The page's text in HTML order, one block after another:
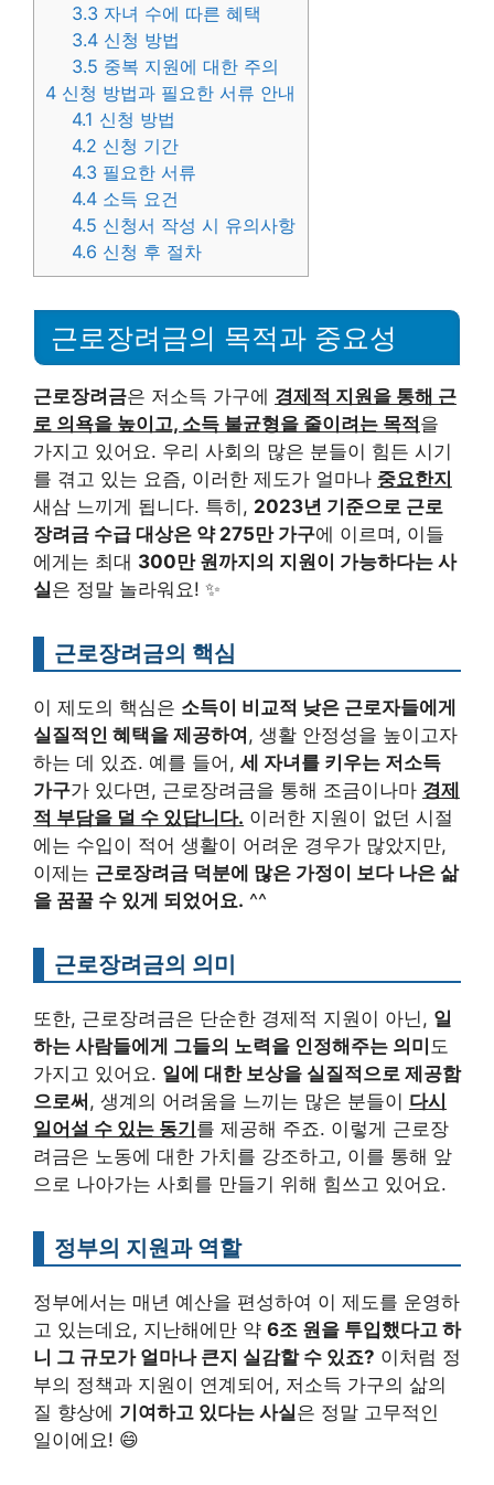
3.3 자녀 수에 따른 혜택
3.4 신청 방법
3.5 중복 지원에 대한 주의
4 신청 방법과 필요한 서류 안내
4.1 신청 방법
4.2 신청 기간
4.3 필요한 서류
4.4 소득 요건
4.5 신청서 작성 시 유의사항
4.6 신청 후 절차
근로장려금의 목적과 중요성
근로장려금은 저소득 가구에 경제적 지원을 통해 근
로 의욕을 높이고, 소득 불균형을 줄이려는 목적을
가지고 있어요. 우리 사회의 많은 분들이 힘든 시기
를 겪고 있는 요즘, 이러한 제도가 얼마나 중요한지
새삼 느끼게 됩니다. 특히, 2023년 기준으로 근로
장려금 수급 대상은 약 275만 가구에 이르며, 이들
에게는 최대 300만 원까지의 지원이 가능하다는 사
실은 정말 놀라워요! ✨
근로장려금의 핵심
이 제도의 핵심은 소득이 비교적 낮은 근로자들에게
실질적인 혜택을 제공하여, 생활 안정성을 높이고자
하는 데 있죠. 예를 들어, 세 자녀를 키우는 저소득
가구가 있다면, 근로장려금을 통해 조금이나마 경제
적 부담을 덜 수 있답니다. 이러한 지원이 없던 시절
에는 수입이 적어 생활이 어려운 경우가 많았지만,
이제는 근로장려금 덕분에 많은 가정이 보다 나은 삶
을 꿈꿀 수 있게 되었어요. ^^
근로장려금의 의미
또한, 근로장려금은 단순한 경제적 지원이 아닌, 일
하는 사람들에게 그들의 노력을 인정해주는 의미 도
가지고 있어요. 일에 대한 보상을 실질적으로 제공함
으로써, 생계의 어려움을 느끼는 많은 분들이 다시
일어설 수 있는 동기를 제공해 주죠. 이렇게 근로장
려금은 노동에 대한 가치를 강조하고, 이를 통해 앞
으로 나아가는 사회를 만들기 위해 힘쓰고 있어요.
정부의 지원과 역할
정부에서는 매년 예산을 편성하여 이 제도를 운영하
고 있는데요, 지난해에만 약 6조 원을 투입했다고 하
니 그 규모가 얼마나 큰지 실감할 수 있죠? 이처럼 정
부의 정책과 지원이 연계되어, 저소득 가구의 삶의
질 향상에 기여하고 있다는 사실은 정말 고무적인
일이에요! 😄